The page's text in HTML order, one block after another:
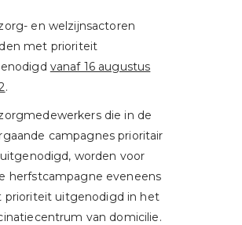
en welzijnsactoren
met prioriteit
vanaf 16 augustus
.
die in de
campagnes prioritair
worden voor
herfstcampagne eveneens
prioriteit uitgenodigd in het
van domicilie.